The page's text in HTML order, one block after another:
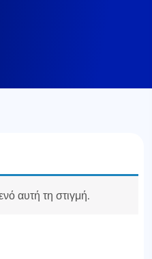
αυτή τη στιγμή.